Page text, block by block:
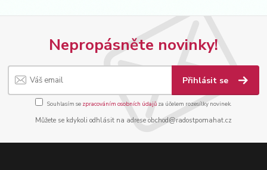
Nepropásněte novinky!
Přihlásit se
Souhlasím se zpracováním osobních údajů za účelem rozesílky novinek.
Můžete se kdykoli odhlásit na adrese obchod@radostpomahat.cz